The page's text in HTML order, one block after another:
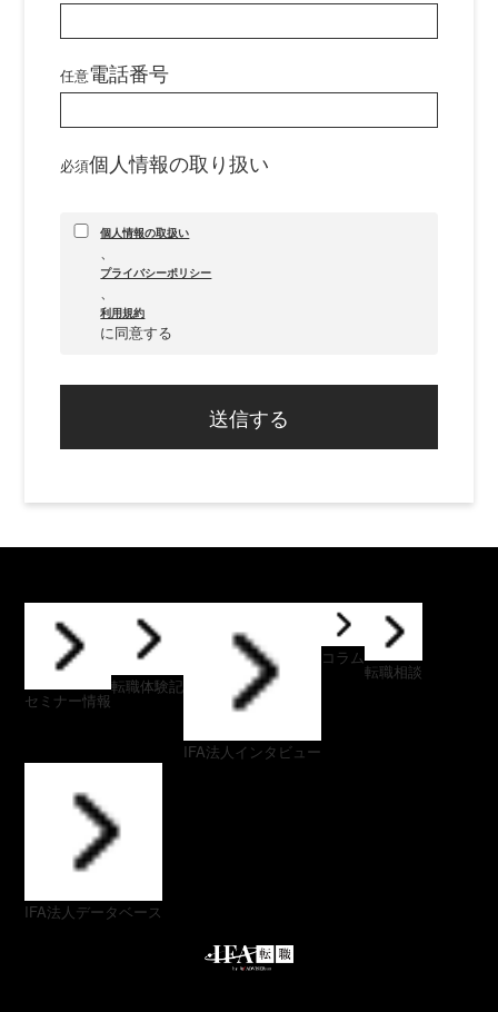
任意電話番号
必須個人情報の取り扱い
個人情報の取扱い
、
プライバシーポリシー
、
利用規約
に同意する
送信する
セミナー情報
転職体験記
IFA法人インタビュー
コラム
転職相談
IFA法人データベース